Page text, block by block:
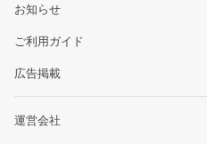
お知らせ
ご利用ガイド
広告掲載
運営会社